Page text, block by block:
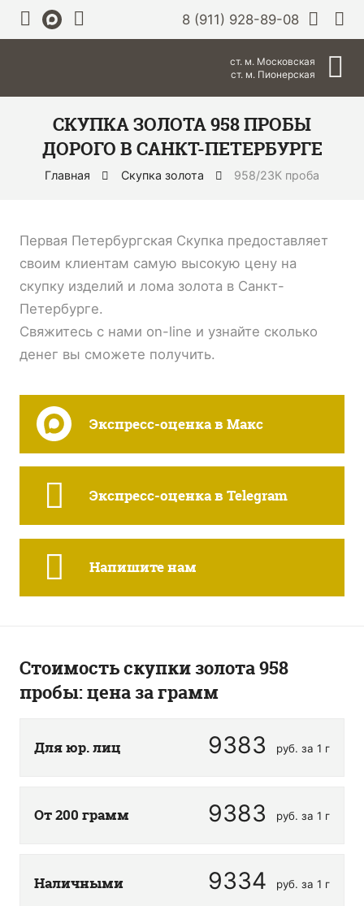
8 (911) 928-89-08
ст. м. Московская
ст. м. Пионерская
СКУПКА ЗОЛОТА 958 ПРОБЫ
ДОРОГО В САНКТ-ПЕТЕРБУРГЕ
Главная Скупка золота 958/23К проба
Первая Петербургская Скупка предоставляет
своим клиентам самую высокую цену на
скупку изделий и лома золота в Санкт-
Петербурге.
Свяжитесь с нами on-line и узнайте сколько
денег вы сможете получить.
Экспресс-оценка в Макс
Экспресс-оценка в Telegram
Напишите нам
Стоимость скупки золота 958
пробы: цена за грамм
Для юр. лиц 9383 руб. за 1 г
От 200 грамм 9383 руб. за 1 г
Наличными 9334 руб. за 1 г